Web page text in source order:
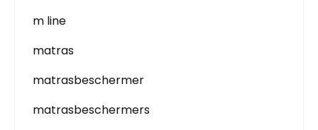
m line
matras
matrasbeschermer
matrasbeschermers